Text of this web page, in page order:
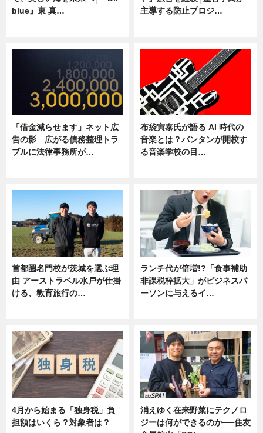
blue』東 真…
主導する防止プロジ…
「借金減らせます」ネット広
告の影 広がる債務整理トラ
ブルに法律事務所が…
布袋寅泰氏が語る AI 時代の
音楽とは？バンタンが開校す
る音楽学校の目…
首都圏名門校が茨城を選ぶ理
由 アーストラベル水戸が仕掛
ける、教育旅行の…
ランチ代が倍増!?「食事補助
非課税枠拡大」がビジネスパ
ーソンに与えるイ…
4月から始まる「独身税」負
担額はいくら？対象者は？
消えゆく在来野菜にテクノロ
ジーは何ができるのか──住友